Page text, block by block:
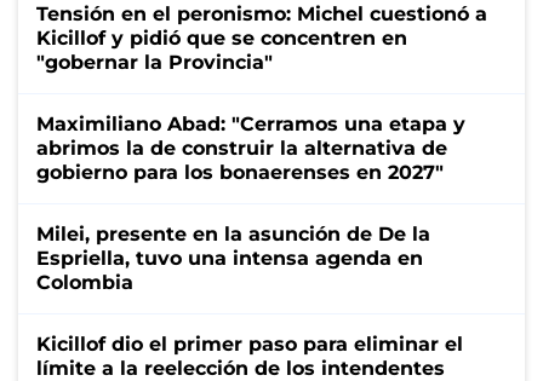
Tensión en el peronismo: Michel cuestionó a
Kicillof y pidió que se concentren en
"gobernar la Provincia"
Maximiliano Abad: "Cerramos una etapa y
abrimos la de construir la alternativa de
gobierno para los bonaerenses en 2027"
Milei, presente en la asunción de De la
Espriella, tuvo una intensa agenda en
Colombia
Kicillof dio el primer paso para eliminar el
límite a la reelección de los intendentes